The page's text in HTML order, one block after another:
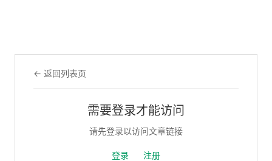
← 返回列表页
需要登录才能访问
请先登录以访问文章链接
登录 注册